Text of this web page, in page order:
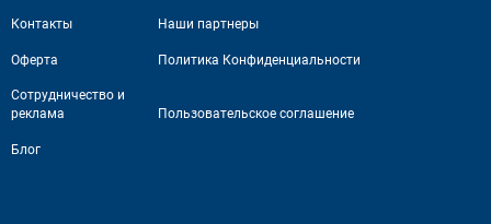
Контакты Наши партнеры
Оферта Политика Конфиденциальности
Сотрудничество и
реклама
Пользовательское соглашение
Блог